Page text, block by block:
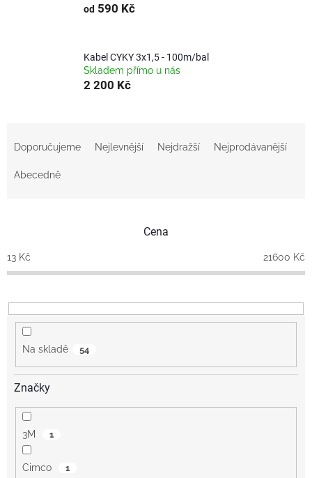
od 590 Kč
Kabel CYKY 3x1,5 - 100m/bal
Skladem přímo u nás
2 200 Kč
o
d
k
t
Doporučujeme Nejlevnější Nejdražší Nejprodávanější
Abecedně
Cena
13 Kč 21600 Kč
Na skladě 54
Značky
3M 1
Cimco 1